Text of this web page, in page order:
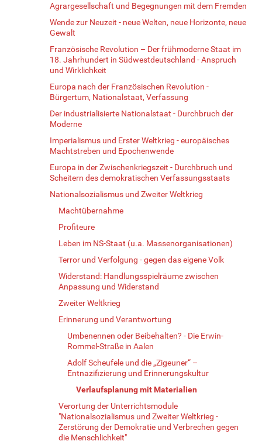
Agrargesellschaft und Begegnungen mit dem Fremden
Wende zur Neuzeit - neue Welten, neue Horizonte, neue
Gewalt
Französische Revolution – Der frühmoderne Staat im
18. Jahrhundert in Südwestdeutschland - Anspruch
und Wirklichkeit
Europa nach der Französischen Revolution -
Bürgertum, Nationalstaat, Verfassung
Der industrialisierte Nationalstaat - Durchbruch der
Moderne
Imperialismus und Erster Weltkrieg - europäisches
Machtstreben und Epochenwende
Europa in der Zwischenkriegszeit - Durchbruch und
Scheitern des demokratischen Verfassungsstaats
Nationalsozialismus und Zweiter Weltkrieg
Machtübernahme
Profiteure
Leben im NS-Staat (u.a. Massenorganisationen)
Terror und Verfolgung - gegen das eigene Volk
Widerstand: Handlungsspielräume zwischen
Anpassung und Widerstand
Zweiter Weltkrieg
Erinnerung und Verantwortung
Umbenennen oder Beibehalten? - Die Erwin-
Rommel-Straße in Aalen
Adolf Scheufele und die „Zigeuner“ –
Entnazifizierung und Erinnerungskultur
Verlaufsplanung mit Materialien
Verortung der Unterrichtsmodule
"Nationalsozialismus und Zweiter Weltkrieg -
Zerstörung der Demokratie und Verbrechen gegen
die Menschlichkeit"